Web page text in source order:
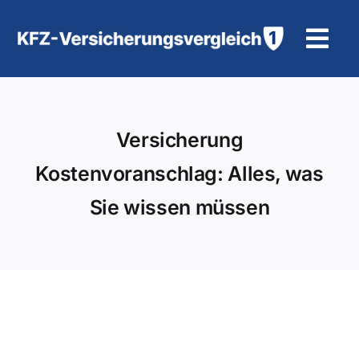
Inhalt
MotorradversicherungVersicherung
Kostenvoranschlag: Alles, was
Sie wissen müssen